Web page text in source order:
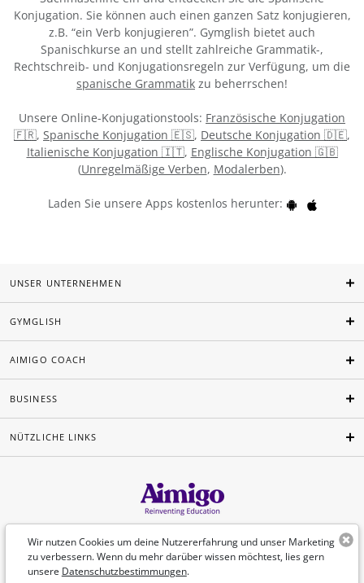
Konjugation. Sie können auch einen ganzen Satz konjugieren,
z.B. “ein Verb konjugieren”. Gymglish bietet auch
Spanischkurse an und stellt zahlreiche Grammatik-,
Rechtschreib- und Konjugationsregeln zur Verfügung, um die
spanische Grammatik zu beherrschen!
Unsere Online-Konjugationstools: Französische Konjugation
🇫🇷, Spanische Konjugation 🇪🇸, Deutsche Konjugation 🇩🇪,
Italienische Konjugation 🇮🇹, Englische Konjugation 🇬🇧
(Unregelmäßige Verben, Modalerben).
Laden Sie unsere Apps kostenlos herunter:
Wir nutzen Cookies um deine Nutzererfahrung und unser Marketing
zu verbessern. Wenn du mehr darüber wissen möchtest, lies gern
unsere Datenschutzbestimmungen.
UNSER UNTERNEHMEN
GYMGLISH
AIMIGO COACH
BUSINESS
NÜTZLICHE LINKS
Deutsch
©Aimigo 2026